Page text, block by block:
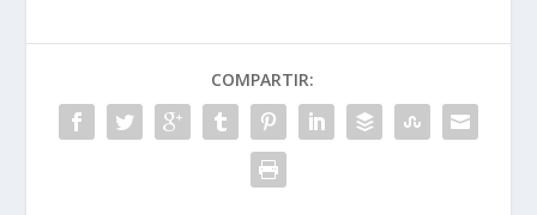
COMPARTIR: